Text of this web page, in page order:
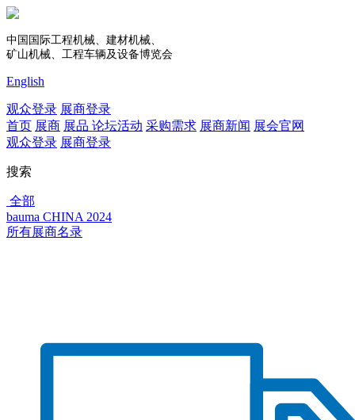
中国国际工程机械、建材机械、
矿山机械、工程车辆及设备博览会
English
观众登录 展商登录
首页 展商 展品 论坛活动 采购需求 展商新闻 展会官网
观众登录 展商登录
搜索
全部
bauma CHINA 2024
所有展商名录